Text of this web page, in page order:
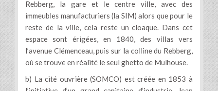
Rebberg, la gare et le centre ville, avec des
immeubles manufacturiers (la SIM) alors que pour le
reste de la ville, cela reste un cloaque. Dans cet
espace sont érigées, en 1840, des villas vers
l’avenue Clémenceau, puis sur la colline du Rebberg,
où se trouve en réalité le seul ghetto de Mulhouse.
b) La cité ouvrière (SOMCO) est créée en 1853 à